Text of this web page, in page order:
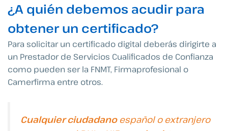
¿A quién debemos acudir para
obtener un certificado?
Para solicitar un certificado digital deberás dirigirte a
un Prestador de Servicios Cualificados de Confianza
como pueden ser la FNMT, Firmaprofesional o
Camerfirma entre otros.
Cualquier ciudadanoespañol o extranjero